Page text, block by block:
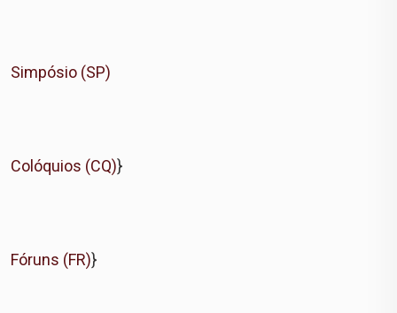
Simpósio (SP)
Colóquios (CQ)}
Fóruns (FR)}